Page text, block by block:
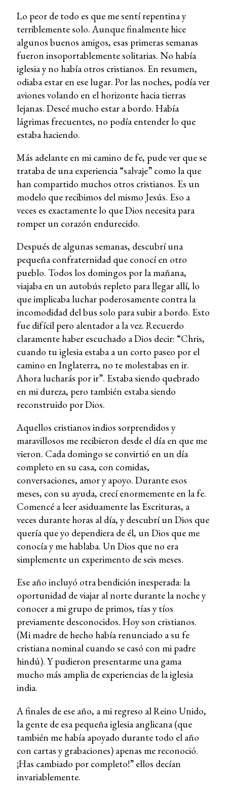
Lo peor de todo es que me sentí repentina y
terriblemente solo. Aunque finalmente hice
algunos buenos amigos, esas primeras semanas
fueron insoportablemente solitarias. No había
iglesia y no había otros cristianos. En resumen,
odiaba estar en ese lugar. Por las noches, podía ver
aviones volando en el horizonte hacia tierras
lejanas. Deseé mucho estar a bordo. Había
lágrimas frecuentes, no podía entender lo que
estaba haciendo.
Más adelante en mi camino de fe, pude ver que se
trataba de una experiencia “salvaje” como la que
han compartido muchos otros cristianos. Es un
modelo que recibimos del mismo Jesús. Eso a
veces es exactamente lo que Dios necesita para
romper un corazón endurecido.
Después de algunas semanas, descubrí una
pequeña confraternidad que conocí en otro
pueblo. Todos los domingos por la mañana,
viajaba en un autobús repleto para llegar allí, lo
que implicaba luchar poderosamente contra la
incomodidad del bus solo para subir a bordo. Esto
fue difícil pero alentador a la vez. Recuerdo
claramente haber escuchado a Dios decir: “Chris,
cuando tu iglesia estaba a un corto paseo por el
camino en Inglaterra, no te molestabas en ir.
Ahora lucharás por ir”. Estaba siendo quebrado
en mi dureza, pero también estaba siendo
reconstruido por Dios.
Aquellos cristianos indios sorprendidos y
maravillosos me recibieron desde el día en que me
vieron. Cada domingo se convirtió en un día
completo en su casa, con comidas,
conversaciones, amor y apoyo. Durante esos
meses, con su ayuda, crecí enormemente en la fe.
Comencé a leer asiduamente las Escrituras, a
veces durante horas al día, y descubrí un Dios que
quería que yo dependiera de él, un Dios que me
conocía y me hablaba. Un Dios que no era
simplemente un experimento de seis meses.
Ese año incluyó otra bendición inesperada: la
oportunidad de viajar al norte durante la noche y
conocer a mi grupo de primos, tías y tíos
previamente desconocidos. Hoy son cristianos.
(Mi madre de hecho había renunciado a su fe
cristiana nominal cuando se casó con mi padre
hindú). Y pudieron presentarme una gama
mucho más amplia de experiencias de la iglesia
india.
A finales de ese año, a mi regreso al Reino Unido,
la gente de esa pequeña iglesia anglicana (que
también me había apoyado durante todo el año
con cartas y grabaciones) apenas me reconoció.
¡Has cambiado por completo!” ellos decían
invariablemente.